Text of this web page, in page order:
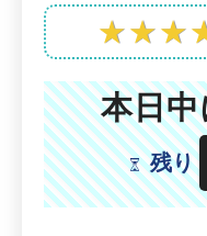
本日
残り